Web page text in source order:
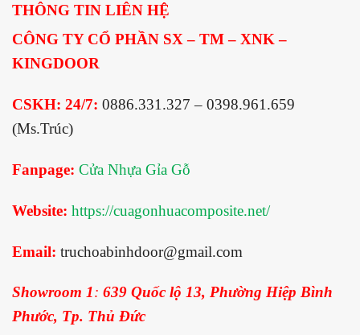
THÔNG TIN LIÊN HỆ
CÔNG TY CỔ PHẦN SX – TM – XNK –
KINGDOOR
CSKH: 24/7: 0886.331.327 – 0398.961.659
(Ms.Trúc)
Fanpage: Cửa Nhựa Gỉa Gỗ
Website: https://cuagonhuacomposite.net/
Email: truchoabinhdoor@gmail.com
Showroom 1: 639 Quốc lộ 13, Phường Hiệp Bình
Phước, Tp. Thủ Đức